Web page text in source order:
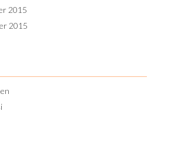
2015
2015